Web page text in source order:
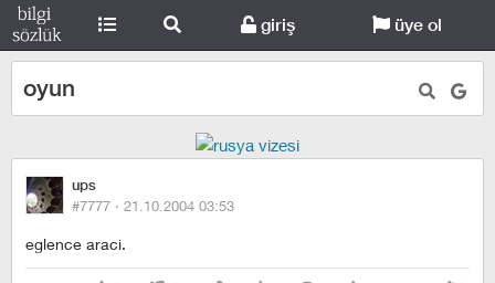
giriş üye ol
oyun
ups
#7777 · 21.10.2004 03:53
eglence araci.